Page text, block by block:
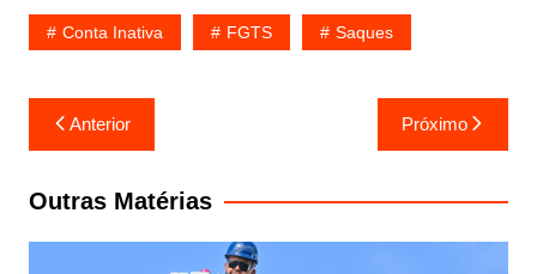
Conta Inativa FGTS Saques
Navegação
de
Post
Anterior Próximo
Outras Matérias